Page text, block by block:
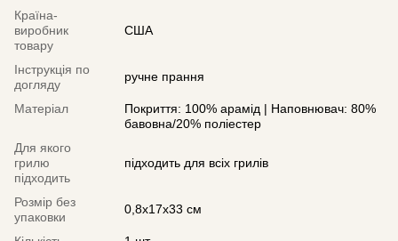
Країна-
виробник
товару
США
Інструкція по
догляду
ручне прання
Матеріал
Покриття: 100% арамід | Наповнювач: 80%
бавовна/20% поліестер
Для якого
грилю
підходить
підходить для всіх грилів
Розмір без
упаковки
0,8x17x33 см